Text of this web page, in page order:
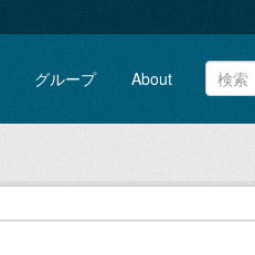
グループ About